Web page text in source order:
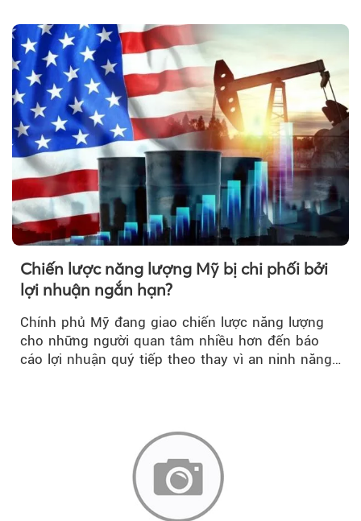
lo ngại.
Chiến lược năng lượng Mỹ bị chi phối bởi
lợi nhuận ngắn hạn?
Chính phủ Mỹ đang giao chiến lược năng lượng
cho những người quan tâm nhiều hơn đến báo
cáo lợi nhuận quý tiếp theo thay vì an ninh năng